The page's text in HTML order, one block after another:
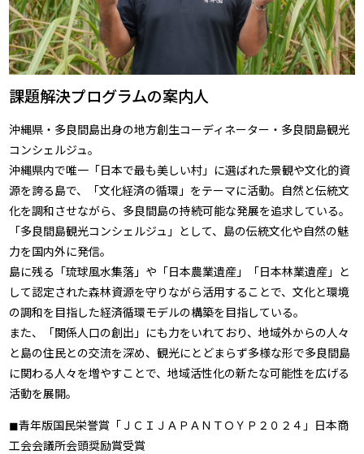
課題解決プログラムの案内人
沖縄県・多良間島出身の地方創生コーディネーター・多良間島観光
コンシェルジュ。
沖縄県内で唯一「日本で最も美しい村」に選ばれた景観や文化的資
源を誇る島で、「文化経済の循環」をテーマに活動。自然と伝統文
化を調和させながら、多良間島の持続可能な発展を追求している。
「多良間島観光コンシェルジュ」として、島の伝統文化や自然の魅
力を国内外に発信。
島に残る「琉球風水集落」や「日本農業遺産」「日本林業遺産」と
して認定された森林資源を守りながら活用することで、文化と環境
の調和を目指した経済循環モデルの構築を目指している。
また、「関係人口の創出」にも力をいれており、地域外からの人々
と島の住民との交流を深め、観光にとどまらず多様な形で多良間島
に関わる人々を増やすことで、地域活性化の新たな可能性を広げる
活動を展開。
◼︎青年版国民栄誉賞「ＪＣＩＪＡＰＡＮＴＯＹＰ２０２４」日本商
工会会議所会頭奨励賞受賞